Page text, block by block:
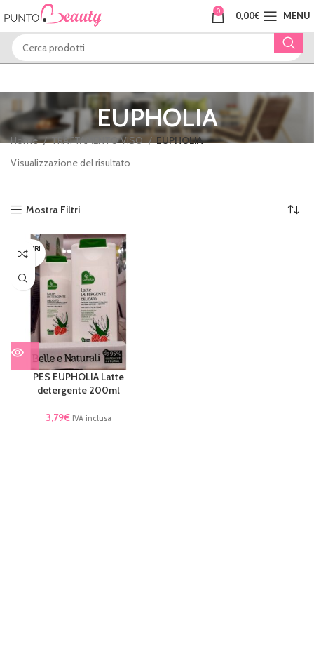
0 0,00€ MENU
EUPHOLIA
Home TRATTAMENTO VISO
EUPHOLIA
Visualizzazione del risultato
Mostra Filtri
ESAURI
TO
PES EUPHOLIA Latte
detergente 200ml
3,79€ IVA inclusa